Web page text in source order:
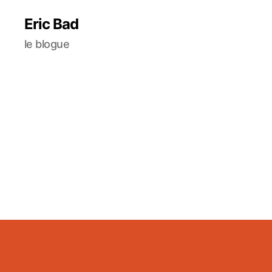
Eric Bad
le blogue